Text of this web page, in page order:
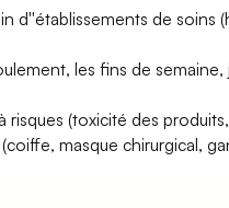
d''établissements de soins
les fins de
(toxicité des
masque chirurgical,